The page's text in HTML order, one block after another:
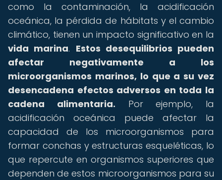
como la contaminación, la acidificación
oceánica, la pérdida de hábitats y el cambio
climático, tienen un impacto significativo en la
vida marina. Estos desequilibrios pueden
afectar negativamente a los
microorganismos marinos, lo que a su vez
desencadena efectos adversos en toda la
cadena alimentaria. Por ejemplo, la
acidificación oceánica puede afectar la
capacidad de los microorganismos para
formar conchas y estructuras esqueléticas, lo
que repercute en organismos superiores que
dependen de estos microorganismos para su